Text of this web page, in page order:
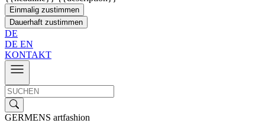
Einmalig zustimmen
Dauerhaft zustimmen
DE
DE EN
KONTAKT
GERMENS artfashion